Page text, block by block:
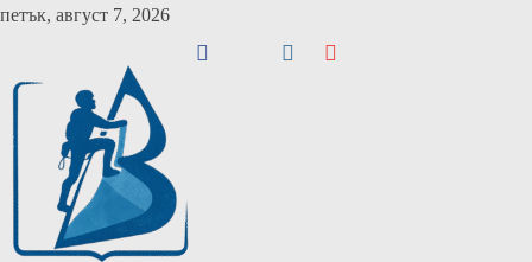
Skip
петък, август 7, 2026